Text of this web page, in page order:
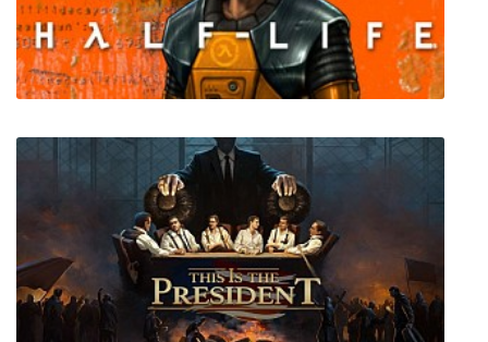
UNDER NIGHT IN-BIRTH Exe:Late[cl-r]
Half-Life 1